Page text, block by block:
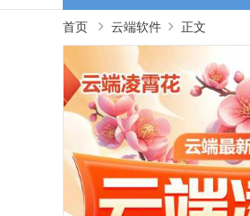
首页 云端软件 正文